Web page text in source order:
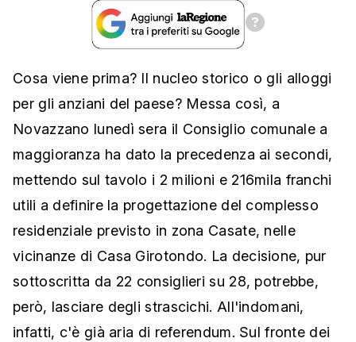
Cosa viene prima? Il nucleo storico o gli alloggi
per gli anziani del paese? Messa così, a
Novazzano lunedì sera il Consiglio comunale a
maggioranza ha dato la precedenza ai secondi,
mettendo sul tavolo i 2 milioni e 216mila franchi
utili a definire la progettazione del complesso
residenziale previsto in zona Casate, nelle
vicinanze di Casa Girotondo. La decisione, pur
sottoscritta da 22 consiglieri su 28, potrebbe,
però, lasciare degli strascichi. All'indomani,
infatti, c'è già aria di referendum. Sul fronte dei